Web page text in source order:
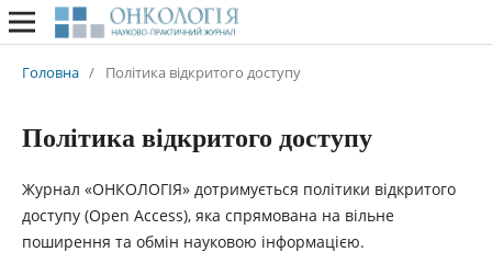
Головна / Політика відкритого доступу
Політика відкритого доступу
Журнал «ОНКОЛОГІЯ» дотримується політики відкритого
доступу (Open Access), яка спрямована на вільне
поширення та обмін науковою інформацією.